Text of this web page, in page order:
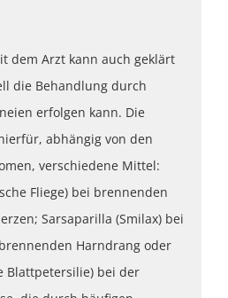
dem Arzt kann auch geklärt
die Behandlung durch
erfolgen kann. Die
abhängig von den
verschiedene Mittel:
Fliege) bei brennenden
Sarsaparilla (Smilax) bei
Harndrang oder
Blattpetersilie) bei der